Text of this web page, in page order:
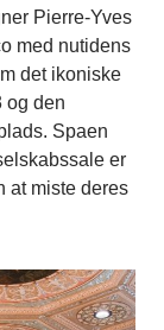
Pierre-Yves
med nutidens
det ikoniske
og den
Spaen
er
at miste deres